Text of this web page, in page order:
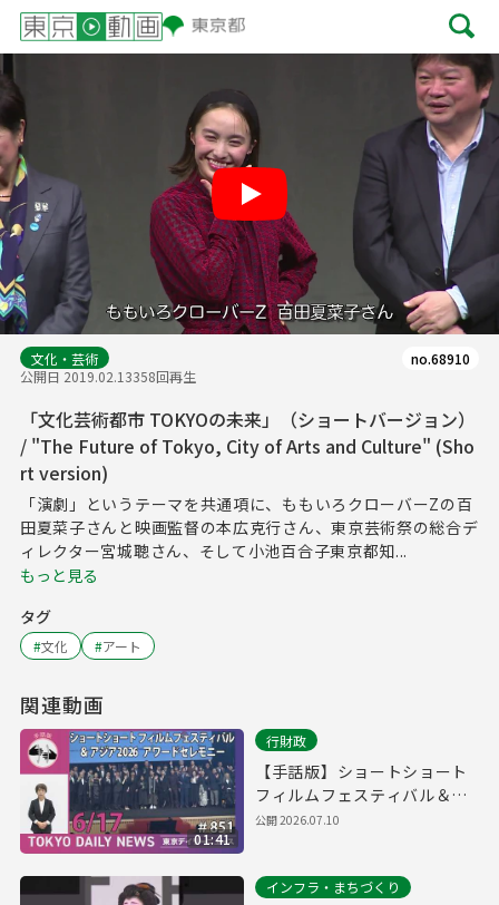
Play
文化・芸術
公開日 2019.02.13358回再生
no.68910
「文化芸術都市 TOKYOの未来」（ショートバージョン）
/ "The Future of Tokyo, City of Arts and Culture" (Sho
rt version)
「演劇」というテーマを共通項に、ももいろクローバーZの百
田夏菜子さんと映画監督の本広克行さん、東京芸術祭の総合デ
ィレクター宮城聰さん、そして小池百合子東京都知...
もっと見る
タグ
#文化 #アート
関連動画
01:41
行財政
【手話版】ショートショート
フィルムフェスティバル＆ア
ジア2026 アワードセレモニー
公開2026.07.10
インフラ・まちづくり